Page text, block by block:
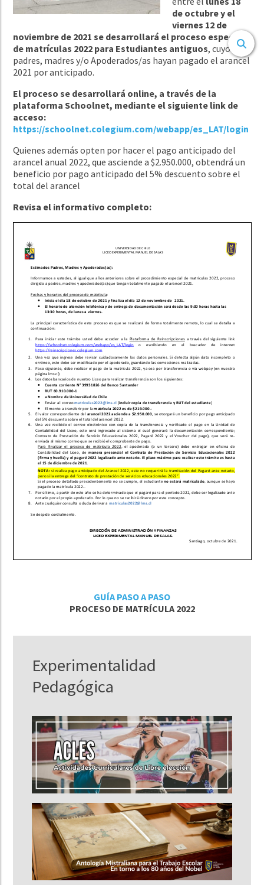
de octubre y el
viernes 12 de
noviembre de 2021 se desarrollará el proceso especial
de matrículas 2022 para Estudiantes antiguos, cuyos
padres, madres y/o Apoderados/as hayan pagado el arancel
2021 por anticipado.
El proceso se desarrollará online, a través de la
plataforma Schoolnet, mediante el siguiente link de
acceso:
https://schoolnet.colegium.com/webapp/es_LAT/login
Quienes además opten por hacer el pago anticipado del
arancel anual 2022, que asciende a $2.950.000, obtendrá un
beneficio por pago anticipado del 5% descuento sobre el
total del arancel
Revisa el informativo completo:
GUÍA PASO A PASO
PROCESO DE MATRÍCULA 2022
Experimentalidad
Pedagógica